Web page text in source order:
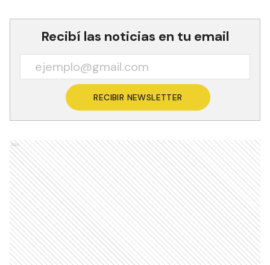
Recibí las noticias en tu email
RECIBIR NEWSLETTER
Ads